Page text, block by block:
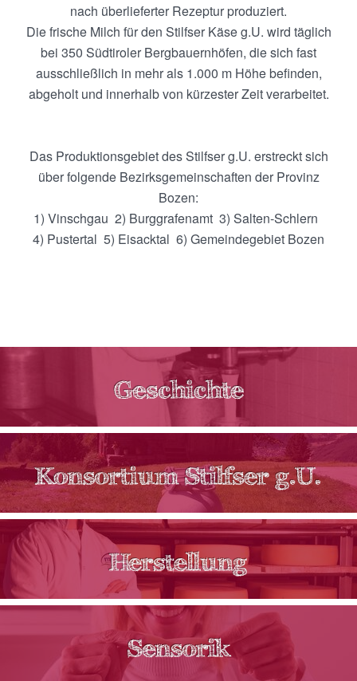
Stilfser g.U.
g.U. - geschützter Ursprung
nach überlieferter Rezeptur produziert.
Die frische Milch für den Stilfser Käse g.U. wird täglich
bei 350 Südtiroler Bergbauernhöfen, die sich fast
ausschließlich in mehr als 1.000 m Höhe befinden,
abgeholt und innerhalb von kürzester Zeit verarbeitet.
Das Produktionsgebiet des Stilfser g.U. erstreckt sich
über folgende Bezirksgemeinschaften der Provinz
Bozen:
1) Vinschgau 2) Burggrafenamt 3) Salten-Schlern
4) Pustertal 5) Eisacktal 6) Gemeindegebiet Bozen